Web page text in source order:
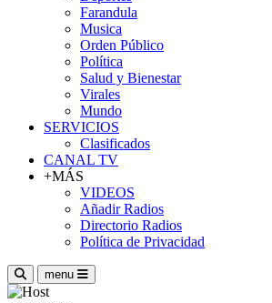
Farandula
Musica
Orden Público
Política
Salud y Bienestar
Virales
Mundo
SERVICIOS
Clasificados
CANAL TV
+MÁS
VIDEOS
Añadir Radios
Directorio Radios
Política de Privacidad
menu